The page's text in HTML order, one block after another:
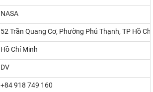
NASA
52 Trần Quang Cơ, Phường Phú Thạnh, TP Hồ
Hồ Chí Minh
DV
+84 918 749 160